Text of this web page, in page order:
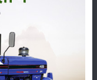
से उपचारित कर लेना